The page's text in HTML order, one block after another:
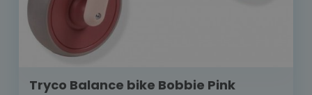
Tryco Balance bike Bobbie Pink